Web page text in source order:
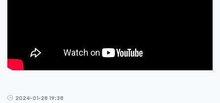
2024-01-28 19:38